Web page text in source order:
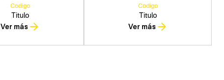
Titulo
Codigo
Ver más
Titulo
Codigo
Ver más